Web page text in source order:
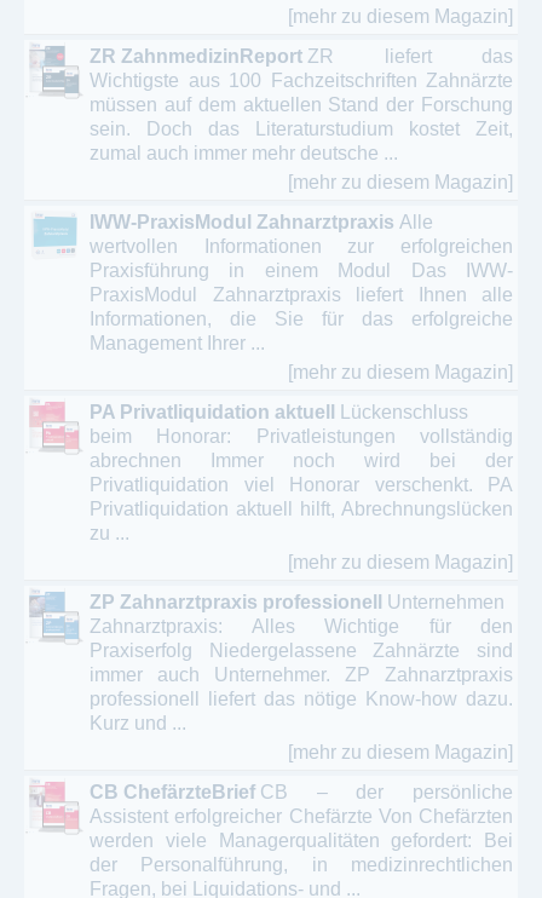
[mehr zu diesem Magazin]
ZR ZahnmedizinReport ZR liefert das
Wichtigste aus 100 Fachzeitschriften Zahnärzte
müssen auf dem aktuellen Stand der Forschung
sein. Doch das Literaturstudium kostet Zeit,
zumal auch immer mehr deutsche ...
[mehr zu diesem Magazin]
IWW-PraxisModul Zahnarztpraxis Alle
wertvollen Informationen zur erfolgreichen
Praxisführung in einem Modul Das IWW-
PraxisModul Zahnarztpraxis liefert Ihnen alle
Informationen, die Sie für das erfolgreiche
Management Ihrer ...
[mehr zu diesem Magazin]
PA Privatliquidation aktuell
Lückenschluss
beim Honorar: Privatleistungen vollständig
abrechnen Immer noch wird bei der
Privatliquidation viel Honorar verschenkt. PA
Privatliquidation aktuell hilft, Abrechnungslücken
zu ...
[mehr zu diesem Magazin]
ZP Zahnarztpraxis professionell
Unternehmen
Zahnarztpraxis: Alles Wichtige für den
Praxiserfolg Niedergelassene Zahnärzte sind
immer auch Unternehmer. ZP Zahnarztpraxis
professionell liefert das nötige Know-how dazu.
Kurz und ...
[mehr zu diesem Magazin]
CB ChefärzteBrief CB – der persönliche
Assistent erfolgreicher Chefärzte Von Chefärzten
werden viele Managerqualitäten gefordert: Bei
der Personalführung, in medizinrechtlichen
Fragen, bei Liquidations- und ...